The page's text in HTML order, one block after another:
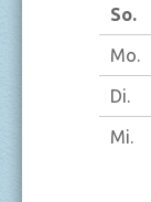
So.
Mo.
Di.
Mi.